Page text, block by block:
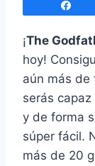
¡The
hoy!
aún más de
serás
y de forma
súper fácil.
más de 20